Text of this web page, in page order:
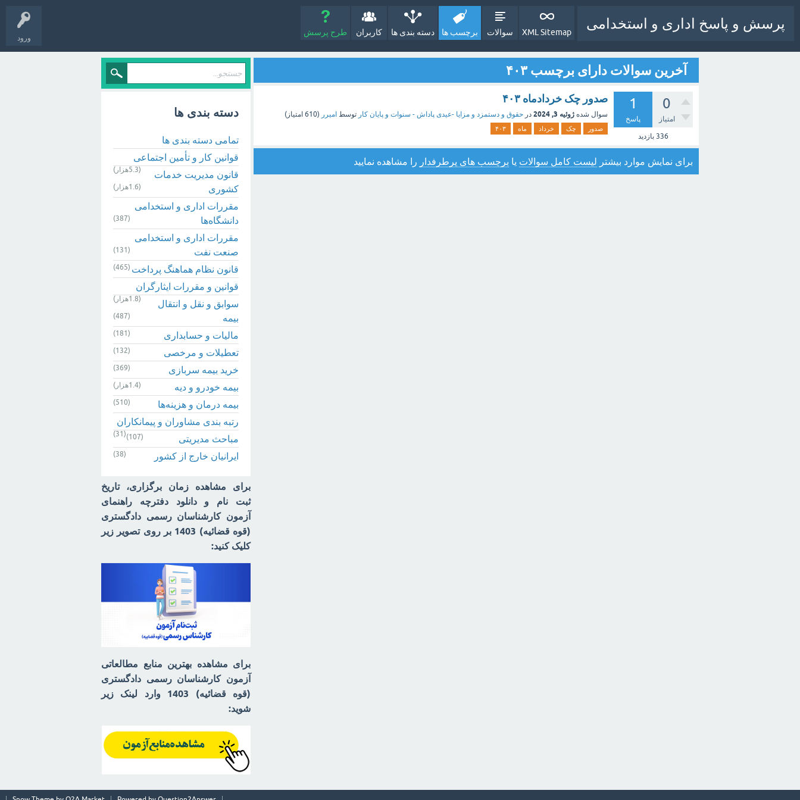
ورود
پرسش و پاسخ اداری و استخدامی
XML Sitemap سوالات برچسب ها دسته بندی ها کاربران طرح پرسش
آخرین سوالات دارای برچسب ۴۰۳
0
امتیاز
1
پاسخ
336 بازدید
صدور چک خردادماه ۴۰۳
سوال شده ژوئیه 3, 2024 در حقوق و دستمزد و مزایا -عیدی پاداش - سنوات و پایان کار توسط امیرر (
610 امتیاز)
صدور چک خرداد ماه ۴۰۳
برای نمایش موارد بیشتر لیست کامل سوالات یا برچسب های پرطرفدار را مشاهده نمایید
دسته بندی ها
تمامی دسته بندی ها
قوانین کار و تأمین اجتماعی
(5.3هزار)
قانون مدیریت خدمات
کشوری
(1.6هزار)
مقررات اداری و استخدامی
دانشگاه‌ها
(387)
مقررات اداری و استخدامی
صنعت نفت
(131)
قانون نظام هماهنگ پرداخت (465)
قوانین و مقررات ایثارگران
(1.8هزار)
سوابق و نقل و انتقال
بیمه‌
(487)
مالیات و حسابداری (181)
تعطیلات و مرخصی (132)
خرید بیمه سربازی (369)
بیمه خودرو و دیه (1.4هزار)
بیمه درمان و هزینه‌ها (510)
رتبه بندی مشاوران و پیمانکاران
(31) مباحث مدیریتی (107)
ایرانیان خارج از کشور (38)
برای مشاهده زمان برگزاری، تاریخ
ثبت نام و دانلود دفترچه راهنمای
آزمون کارشناسان رسمی دادگستری
(قوه قضائیه) 1403 بر روی تصویر زیر
کلیک کنید:
برای مشاهده بهترین منابع مطالعاتی
آزمون کارشناسان رسمی دادگستری
(قوه قضائیه) 1403 وارد لینک زیر
شوید: